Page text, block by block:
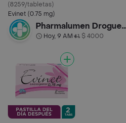
(8259/tabletas)
Evinet (0.75 mg)
Pharmalumen
Hoy, 9 AM• $ 4000